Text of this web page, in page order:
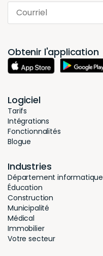
Courriel
Obtenir l'application
Logiciel
Tarifs
Intégrations
Fonctionnalités
Blogue
Industries
Département informatique
Éducation
Construction
Municipalité
Médical
Immobilier
Votre secteur